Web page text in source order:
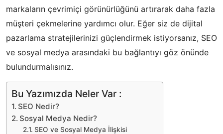
markaların çevrimiçi görünürlüğünü artırarak daha fazla
müşteri çekmelerine yardımcı olur. Eğer siz de dijital
pazarlama stratejilerinizi güçlendirmek istiyorsanız, SEO
ve sosyal medya arasındaki bu bağlantıyı göz önünde
bulundurmalısınız.
Bu Yazımızda Neler Var :
SEO Nedir?
Sosyal Medya Nedir?
SEO ve Sosyal Medya İlişkisi